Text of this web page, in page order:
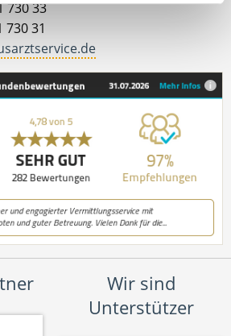
730 33
730 31
Wir sind
Unterstützer